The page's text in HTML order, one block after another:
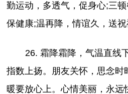
勤运动，多透气，促身心;三
保健康;温再降，情谊久，送祝
26. 霜降霜降，气温直线
指数上扬。朋友关怀，思念时
暖要放心上。心情美丽，永远